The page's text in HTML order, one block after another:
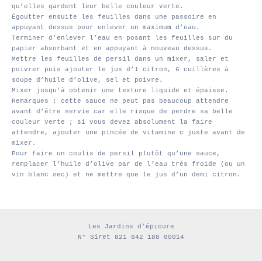
qu’elles gardent leur belle couleur verte.
Égoutter ensuite les feuilles dans une passoire en
appuyant dessus pour enlever un maximum d’eau.
Terminer d’enlever l’eau en posant les feuilles sur du
papier absorbant et en appuyant à nouveau dessus.
Mettre les feuilles de persil dans un mixer, saler et
poivrer puis ajouter le jus d’1 citron, 6 cuillères à
soupe d’huile d’olive, sel et poivre.
Mixer jusqu’à obtenir une texture liquide et épaisse.
Remarques : cette sauce ne peut pas beaucoup attendre
avant d’être servie car elle risque de perdre sa belle
couleur verte ; si vous devez absolument la faire
attendre, ajouter une pincée de vitamine c juste avant de
mixer.
Pour faire un coulis de persil plutôt qu’une sauce,
remplacer l’huile d’olive par de l’eau très froide (ou un
vin blanc sec) et ne mettre que le jus d’un demi citron.
Les Jardins d'épicure
N° Siret 821 642 188 00014